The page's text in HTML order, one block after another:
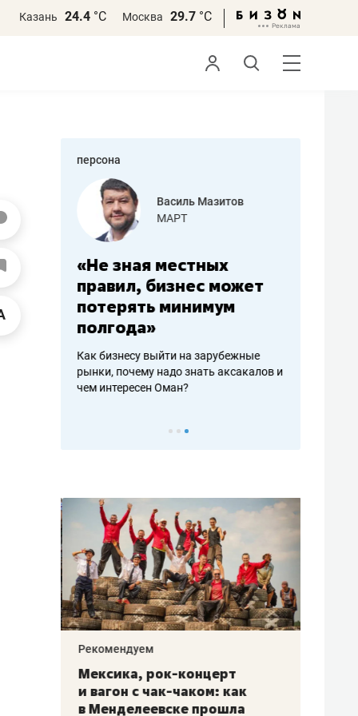
Казань 24.4 °С Москва 29.7 °С
персона
работа
Василь Мазитов
МАРТ
«Не зная местных
правил, бизнес может
потерять минимум
полгода»
Как бизнесу выйти на зарубежные
рынки, почему надо знать аксакалов и
чем интересен Оман?
Рекомендуем
Мексика, рок-концерт
и вагон с чак-чаком: как
в Менделеевске прошла